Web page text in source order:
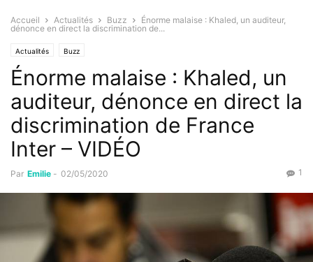
Accueil Actualités Buzz
Énorme malaise : Khaled, un auditeur,
dénonce en direct la discrimination de...
Actualités Buzz
Énorme malaise : Khaled, un
auditeur, dénonce en direct la
discrimination de France
Inter – VIDÉO
Par Emilie - 02/05/2020 1